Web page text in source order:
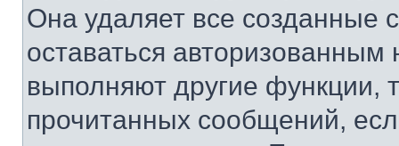
Она удаляет все созданные
оставаться
выполняют другие функции,
прочитанных сообщений,